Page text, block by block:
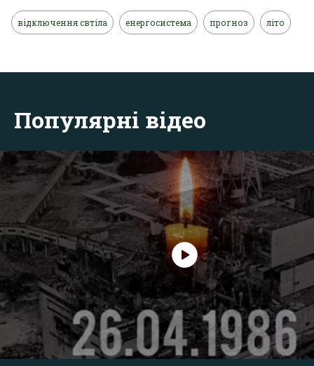
відключення свтіла енергосистема прогноз літо
Популярні відео